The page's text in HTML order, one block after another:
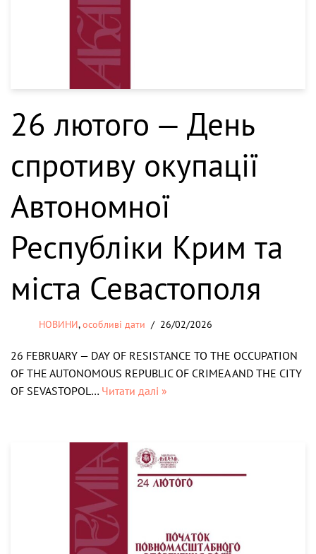
26 лютого — День
спротиву окупації
Автономної
Республіки Крим та
міста Севастополя
НОВИНИ,особливі дати 26/02/2026
26 FEBRUARY — DAY OF RESISTANCE TO THE OCCUPATION
OF THE AUTONOMOUS REPUBLIC OF CRIMEA AND THE CITY
OF SEVASTOPOL… Читати далі »